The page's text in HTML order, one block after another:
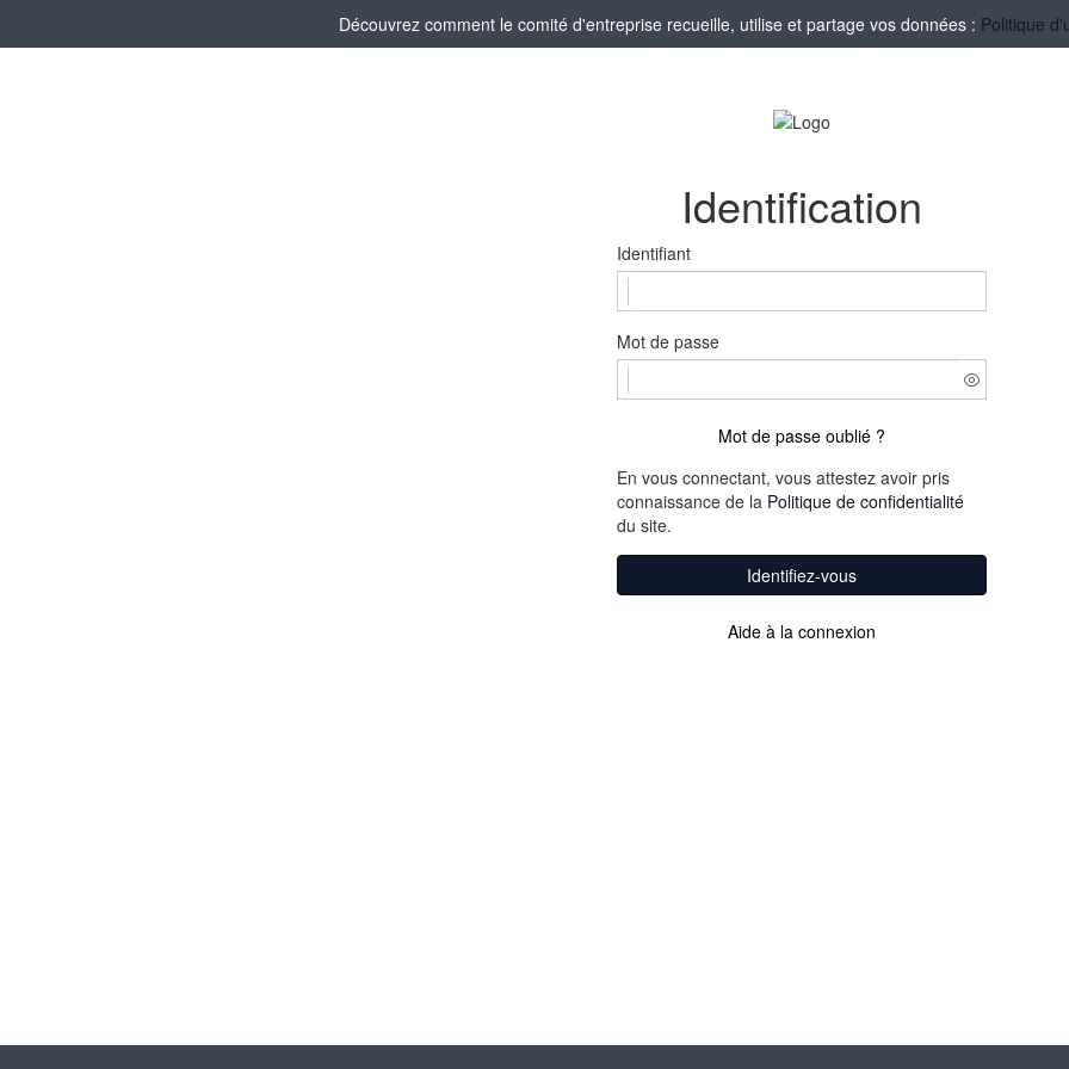
Découvrez comment le comité d'entreprise recueille, utilise et partage vos données : Politique
Identification
Identifiant
Mot de passe
Mot de passe oublié ?
En vous connectant, vous attestez avoir pris
connaissance de la Politique de confidentialité
du site.
Identifiez-vous
Aide à la connexion